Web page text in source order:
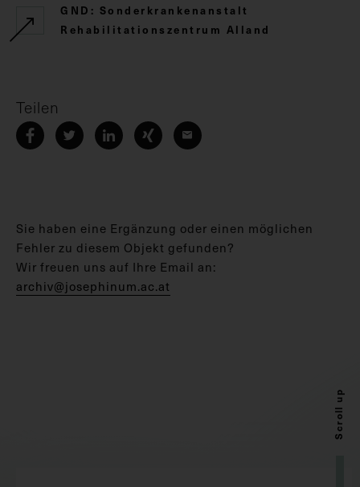
GND: Sonderkrankenanstalt
Rehabilitationszentrum Alland
Teilen
Sie haben eine Ergänzung oder einen möglichen
Fehler zu diesem Objekt gefunden?
Wir freuen uns auf Ihre Email an:
archiv@josephinum.ac.at
Scroll up